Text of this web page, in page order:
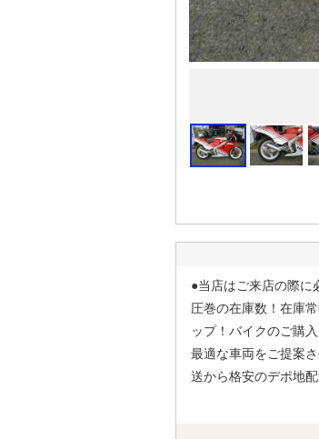
●当店はご来店の際に
圧巻の在庫数！在庫
ップ！バイクのご購
最適な車両をご提案
送から格安のデポ地